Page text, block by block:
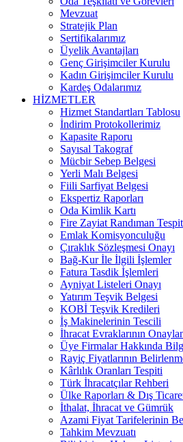
Mevzuat
Stratejik Plan
Sertifikalarımız
Üyelik Avantajları
Genç Girişimciler Kurulu
Kadın Girişimciler Kurulu
Kardeş Odalarımız
HİZMETLER
Hizmet Standartları Tablosu
İndirim Protokollerimiz
Kapasite Raporu
Sayısal Takograf
Mücbir Sebep Belgesi
Yerli Malı Belgesi
Fiili Sarfiyat Belgesi
Ekspertiz Raporları
Oda Kimlik Kartı
Fire Zayiat Randıman
Emlak Komisyonculuğu
Çıraklık Sözleşmesi Onayı
Bağ-Kur İle İlgili İşlemler
Fatura Tasdik İşlemleri
Ayniyat Listeleri Onayı
Yatırım Teşvik Belgesi
KOBİ Teşvik Kredileri
İş Makinelerinin Tescili
İhracat Evraklarının
Üye Firmalar Hakkında
Rayiç Fiyatlarının
Kârlılık Oranları Tespiti
Türk İhracatçılar Rehberi
Ülke Raporları & Dış
İthalat, İhracat ve Gümrük
Azami Fiyat Tarifelerinin
Tahkim Mevzuatı